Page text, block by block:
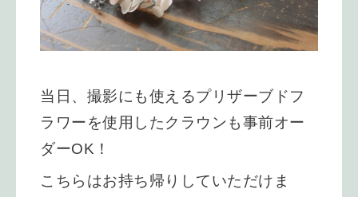
当日、撮影にも使えるプリザーブドフ
ラワーを使用したクラウンも事前オー
ダーOK！
こちらはお持ち帰りしていただけま